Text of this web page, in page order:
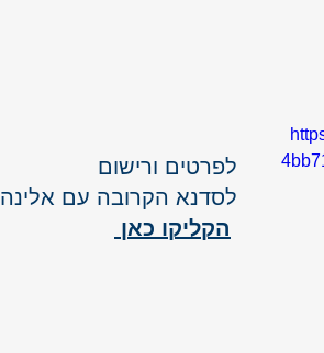
לפרטים ורישום
לסדנא הקרובה עם אלינה
הקליקו כאן